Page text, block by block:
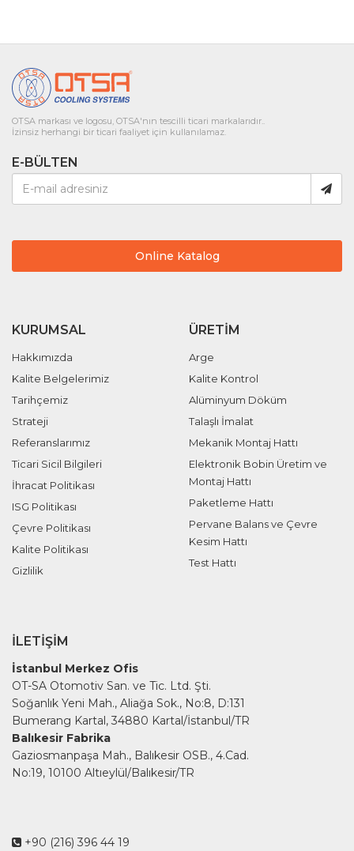
OTSA markası ve logosu, OTSA'nın tescilli ticari markalarıdır..
İzinsiz herhangi bir ticari faaliyet için kullanılamaz.
E-BÜLTEN
Online Katalog
KURUMSAL
Hakkımızda
Kalite Belgelerimiz
Tarihçemiz
Strateji
Referanslarımız
Ticari Sicil Bilgileri
İhracat Politikası
ISG Politikası
Çevre Politikası
Kalite Politikası
Gizlilik
ÜRETIM
Arge
Kalite Kontrol
Alüminyum Döküm
Talaşlı İmalat
Mekanik Montaj Hattı
Elektronik Bobin Üretim ve
Montaj Hattı
Paketleme Hattı
Pervane Balans ve Çevre
Kesim Hattı
Test Hattı
İLETIŞIM
İstanbul Merkez Ofis
OT-SA Otomotiv San. ve Tic. Ltd. Şti.
Soğanlık Yeni Mah., Aliağa Sok., No:8, D:131
Bumerang Kartal, 34880 Kartal/İstanbul/TR
Balıkesir Fabrika
Gaziosmanpaşa Mah., Balıkesir OSB., 4.Cad.
No:19, 10100 Altıeylül/Balıkesir/TR
+90 (216) 396 44 19